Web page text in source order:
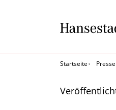
Startseite